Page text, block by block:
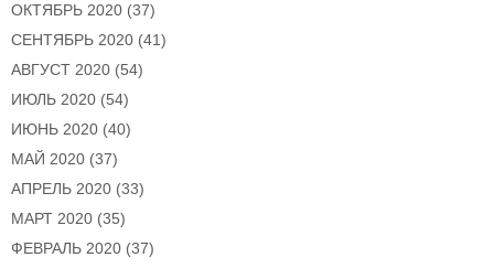
ОКТЯБРЬ 2020 (37)
СЕНТЯБРЬ 2020 (41)
АВГУСТ 2020 (54)
ИЮЛЬ 2020 (54)
ИЮНЬ 2020 (40)
МАЙ 2020 (37)
АПРЕЛЬ 2020 (33)
МАРТ 2020 (35)
ФЕВРАЛЬ 2020 (37)